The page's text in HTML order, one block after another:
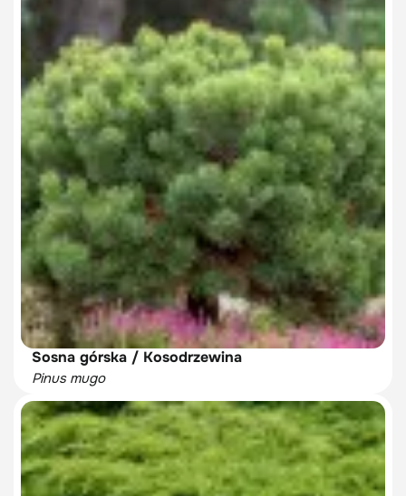
Sosna górska / Kosodrzewina
Pinus mugo